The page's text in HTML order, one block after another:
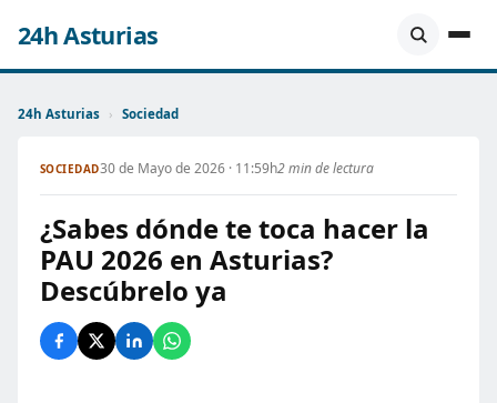
24h Asturias
24h Asturias › Sociedad
SOCIEDAD30 de Mayo de 2026 · 11:59h2 min de lectura
¿Sabes dónde te toca hacer la
PAU 2026 en Asturias?
Descúbrelo ya